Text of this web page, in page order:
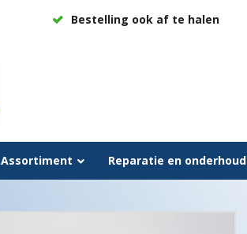
Bestelling ook af te halen
Assortiment Reparatie en onderhoud